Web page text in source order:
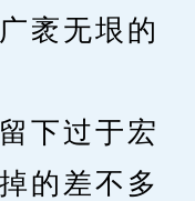
袤无垠的
下过于宏
的差不多